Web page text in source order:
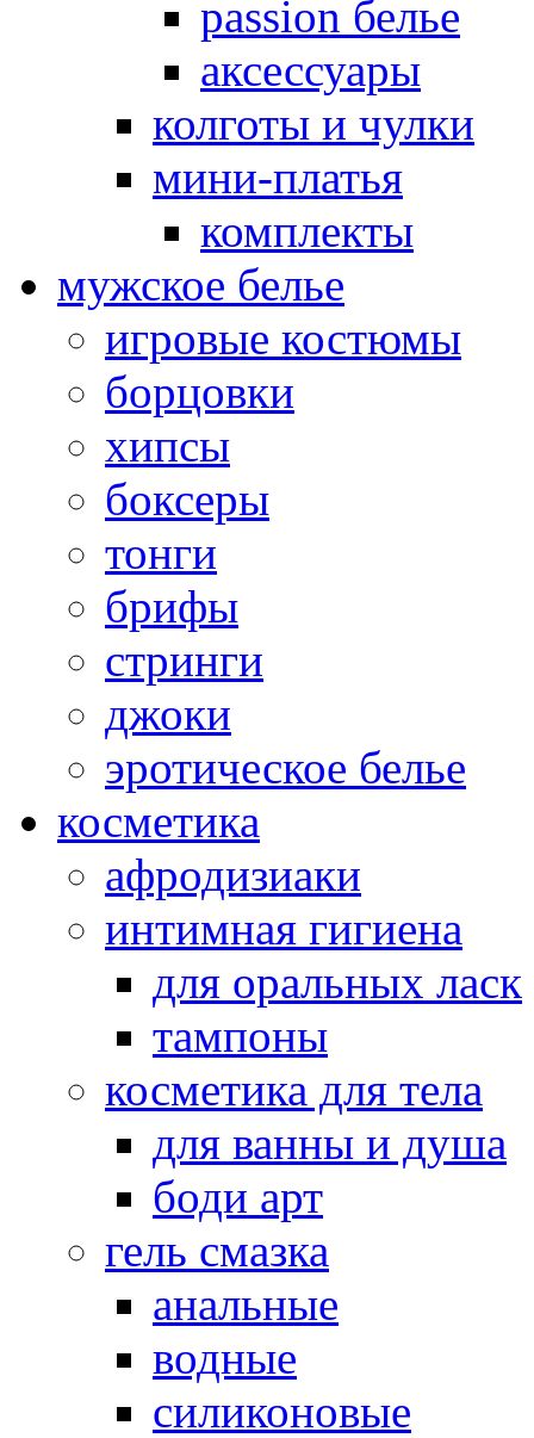
passion белье
аксессуары
колготы и чулки
мини-платья
комплекты
мужское белье
игровые костюмы
борцовки
хипсы
боксеры
тонги
брифы
стринги
джоки
эротическое белье
косметика
афродизиаки
интимная гигиена
для оральных ласк
тампоны
косметика для тела
для ванны и душа
боди арт
гель смазка
анальные
водные
силиконовые